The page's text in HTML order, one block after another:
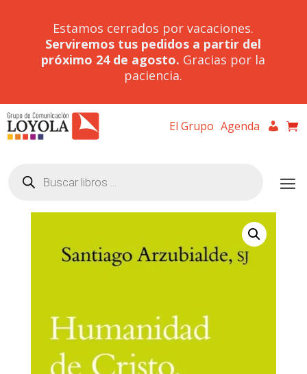
Estamos cerrados por vacaciones.
Serviremos tus pedidos a partir del
próximo 24 de agosto. Gracias por la
paciencia.
El Grupo Agenda
productos